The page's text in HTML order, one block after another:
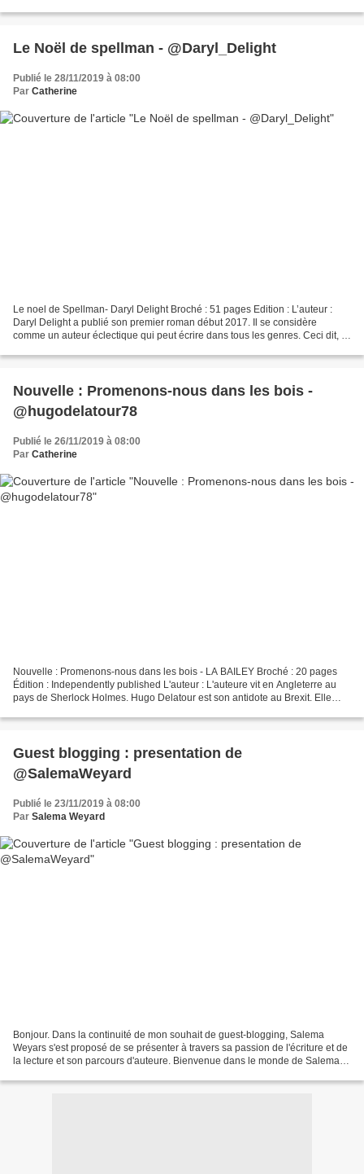
Le Noël de spellman - @Daryl_Delight
Publié le 28/11/2019 à 08:00
Par Catherine
Le noel de Spellman- Daryl Delight Broché : 51 pages Edition : L’auteur :
Daryl Delight a publié son premier roman début 2017. Il se considère
comme un auteur éclectique qui peut écrire dans tous les genres. Ceci dit, il
Nouvelle : Promenons-nous dans les bois -
@hugodelatour78
Publié le 26/11/2019 à 08:00
Par Catherine
Nouvelle : Promenons-nous dans les bois - LA BAILEY Broché : 20 pages
Édition : Independently published L'auteur : L'auteure vit en Angleterre au
pays de Sherlock Holmes. Hugo Delatour est son antidote au Brexit. Elle
Guest blogging : presentation de
@SalemaWeyard
Publié le 23/11/2019 à 08:00
Par Salema Weyard
Bonjour. Dans la continuité de mon souhait de guest-blogging, Salema
Weyars s'est proposé de se présenter à travers sa passion de l'écriture et de
la lecture et son parcours d'auteure. Bienvenue dans le monde de Salema